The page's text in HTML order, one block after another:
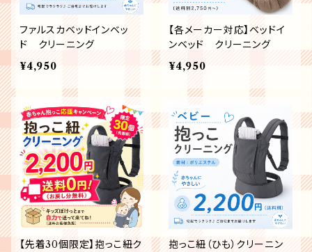
ファルスカベッドインベッ
ド クリーニング
¥4,950
【各メーカー対応】ベッドイ
ンベッド クリーニング
¥4,950
【先着30個限定】抱っこ紐ク
抱っこ紐（ひも）クリーニン